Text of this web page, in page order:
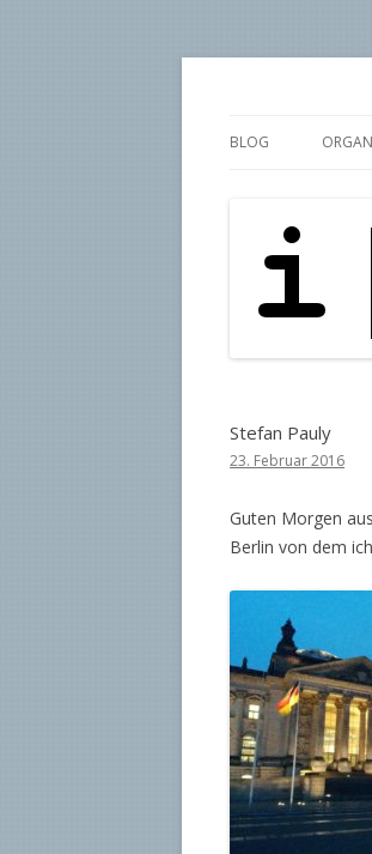
BLOG
Stefan Pauly
23. Februar 2016
Guten Morgen
Berlin von dem